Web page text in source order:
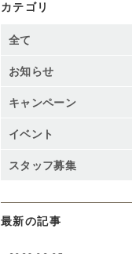
カテゴリ
全て
お知らせ
キャンペーン
イベント
スタッフ募集
最新の記事